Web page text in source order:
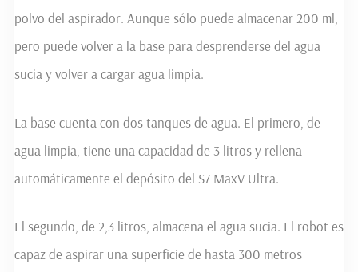
polvo del aspirador. Aunque sólo puede almacenar 200 ml,
pero puede volver a la base para desprenderse del agua
sucia y volver a cargar agua limpia.
La base cuenta con dos tanques de agua. El primero, de
agua limpia, tiene una capacidad de 3 litros y rellena
automáticamente el depósito del S7 MaxV Ultra.
El segundo, de 2,3 litros, almacena el agua sucia. El robot es
capaz de aspirar una superficie de hasta 300 metros